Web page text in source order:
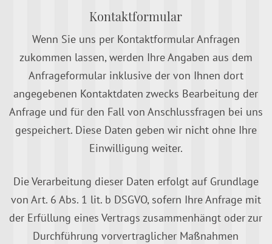
Kontaktformular
Wenn Sie uns per Kontaktformular Anfragen
zukommen lassen, werden Ihre Angaben aus dem
Anfrageformular inklusive der von Ihnen dort
angegebenen Kontaktdaten zwecks Bearbeitung der
Anfrage und für den Fall von Anschlussfragen bei uns
gespeichert. Diese Daten geben wir nicht ohne Ihre
Einwilligung weiter.
Die Verarbeitung dieser Daten erfolgt auf Grundlage
von Art. 6 Abs. 1 lit. b DSGVO, sofern Ihre Anfrage mit
der Erfüllung eines Vertrags zusammenhängt oder zur
Durchführung vorvertraglicher Maßnahmen